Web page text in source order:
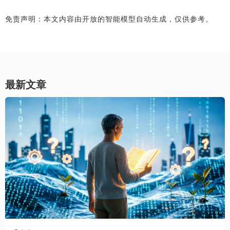
免责声明：本文内容由开放的智能模型自动生成，仅供参考。
最新文章